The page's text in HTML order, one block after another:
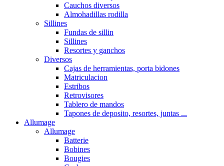
Cauchos diversos
Almohadillas rodilla
Sillines
Fundas de sillin
Sillines
Resortes y ganchos
Diversos
Cajas de herramientas, porta bidones
Matriculacion
Estribos
Retrovisores
Tablero de mandos
Tapones de deposito, resortes, juntas ...
Allumage
Allumage
Batterie
Bobines
Bougies